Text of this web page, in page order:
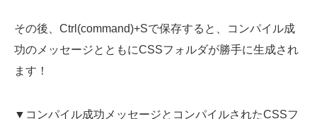
その後、Ctrl(command)+Sで保存すると、コンパイル成
功のメッセージとともにCSSフォルダが勝手に生成され
ます！
▼コンパイル成功メッセージとコンパイルされたCSSフ